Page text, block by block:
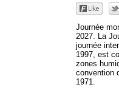
Journée
2027. La
journée
1997, est
zones
convention
1971.